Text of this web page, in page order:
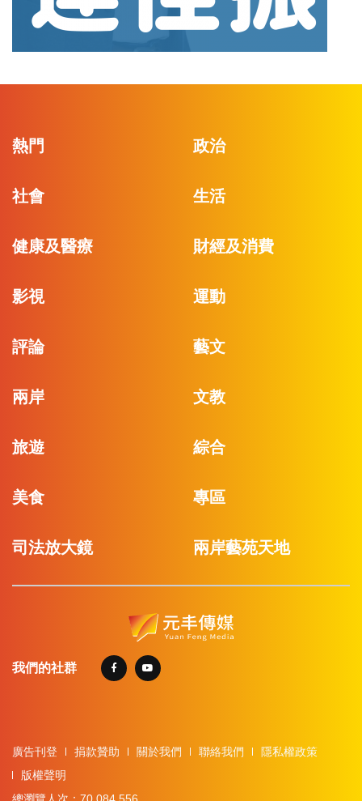
熱門 政治
社會 生活
健康及醫療 財經及消費
影視 運動
評論 藝文
兩岸 文教
旅遊 綜合
美食 專區
司法放大鏡 兩岸藝苑天地
我們的社群
廣告刊登 捐款贊助 關於我們 聯絡我們
隱私權政策
版權聲明
總瀏覽人次：70,084,556